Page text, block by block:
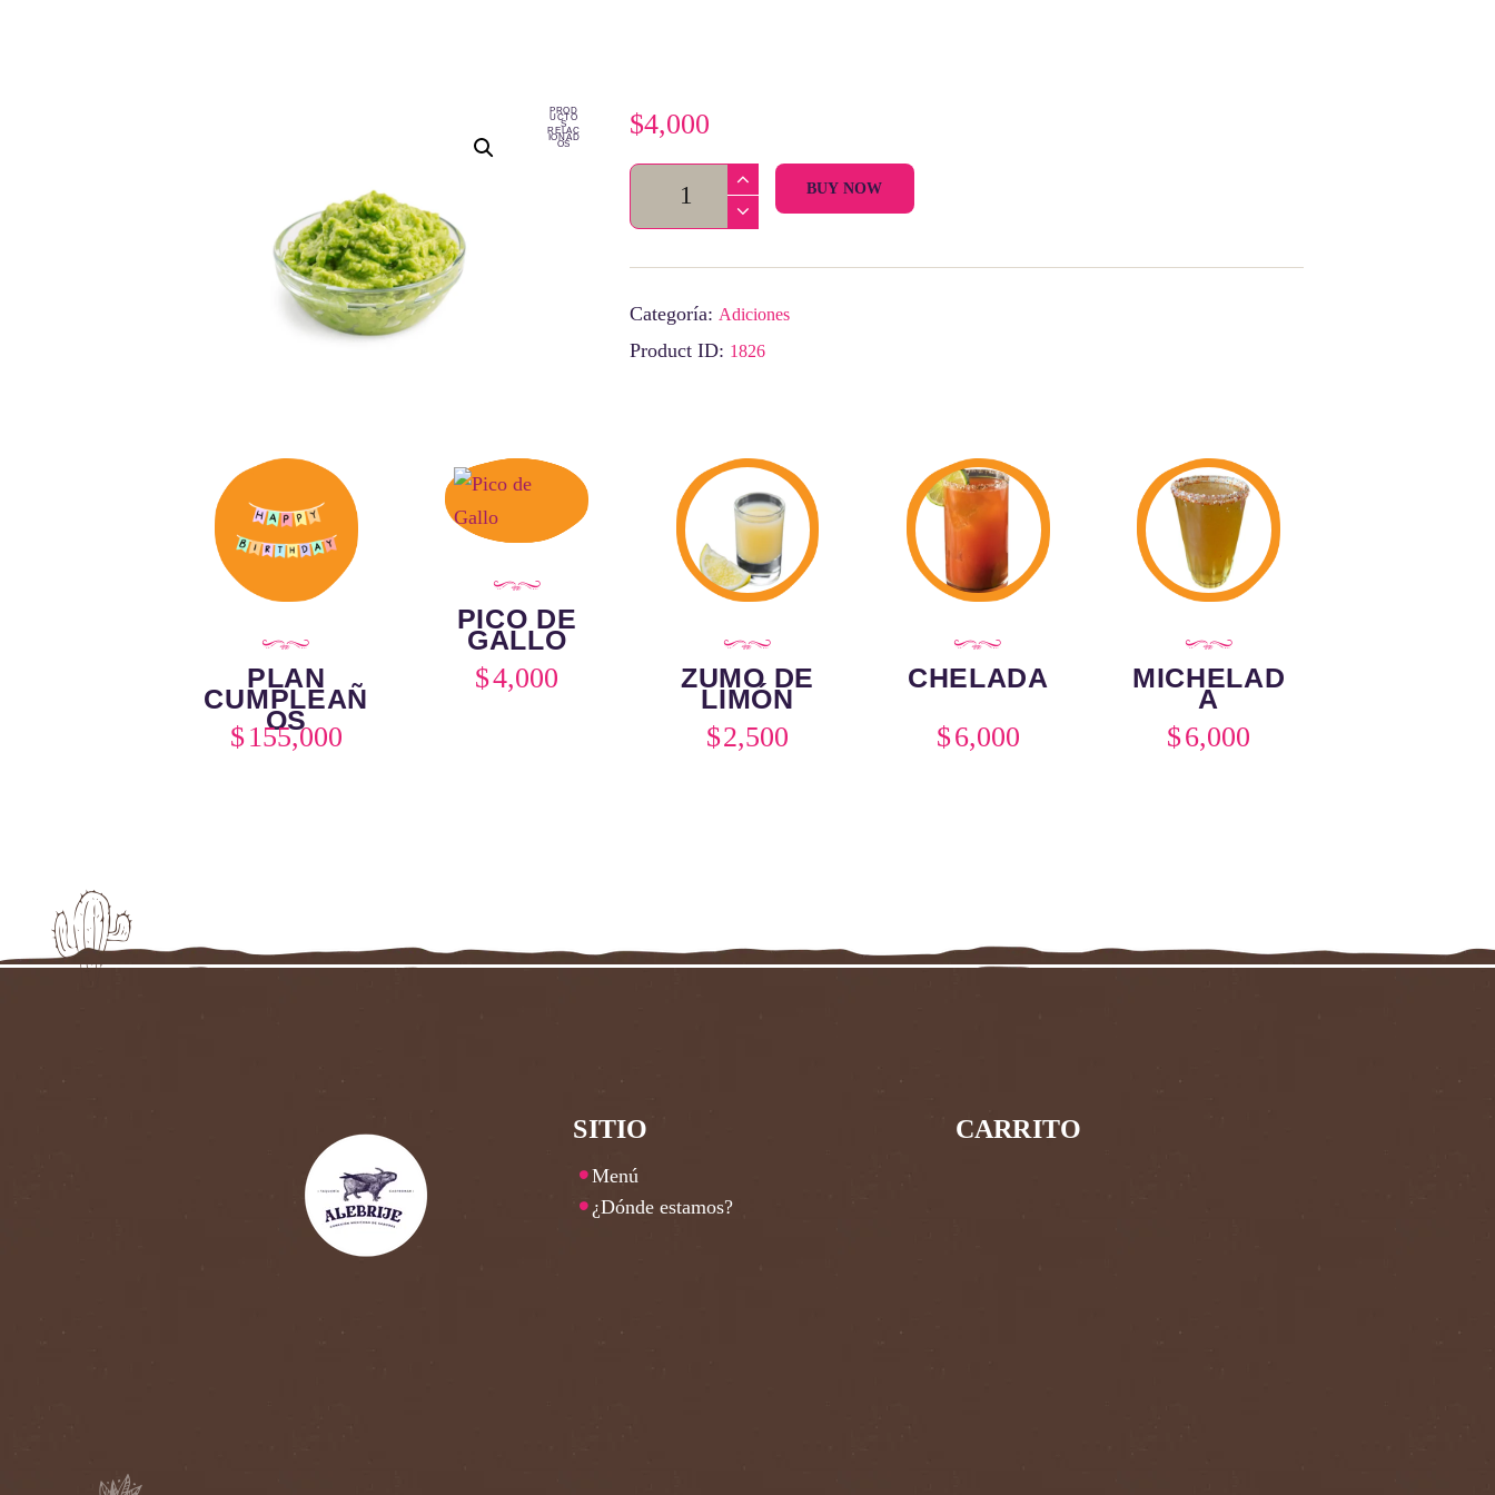
$4,000
BUY NOW
Categoría: Adiciones
Product ID: 1826
PROD
UCTO
S
RELAC
IONAD
OS
PLAN
CUMPLEAÑ
OS
$155,000
PICO DE
GALLO
$4,000 ZUMO DE
LIMÓN
$2,500
CHELADA
$6,000
MICHELAD
A
$6,000
SITIO
Menú
¿Dónde estamos?
CARRITO